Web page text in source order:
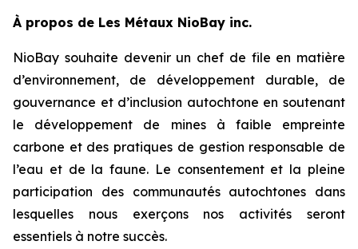
À propos de Les Métaux NioBay inc.
NioBay souhaite devenir un chef de file en matière
d’environnement, de développement durable, de
gouvernance et d’inclusion autochtone en soutenant
le développement de mines à faible empreinte
carbone et des pratiques de gestion responsable de
l’eau et de la faune. Le consentement et la pleine
participation des communautés autochtones dans
lesquelles nous exerçons nos activités seront
essentiels à notre succès.